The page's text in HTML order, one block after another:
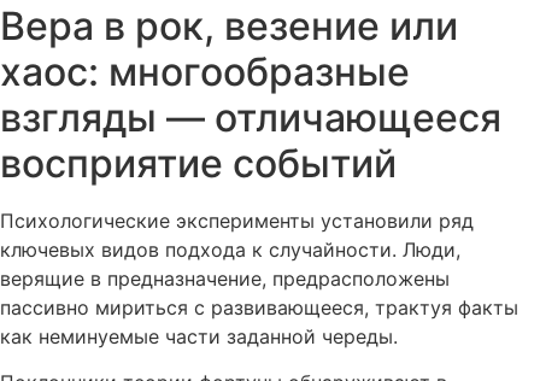
Вера в рок, везение или
хаос: многообразные
взгляды — отличающееся
восприятие событий
Психологические эксперименты установили ряд
ключевых видов подхода к случайности. Люди,
верящие в предназначение, предрасположены
пассивно мириться с развивающееся, трактуя факты
как неминуемые части заданной череды.